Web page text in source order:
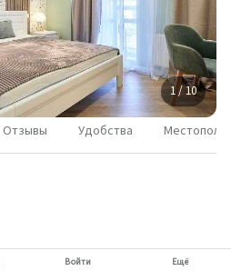
1 / 10
Отзывы Удобства
Войти Ещё